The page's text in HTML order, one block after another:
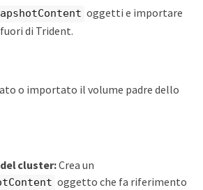
oggetti e importare
di Trident.
o importato il volume padre dello
cluster:Crea un
oggetto che fa riferimento